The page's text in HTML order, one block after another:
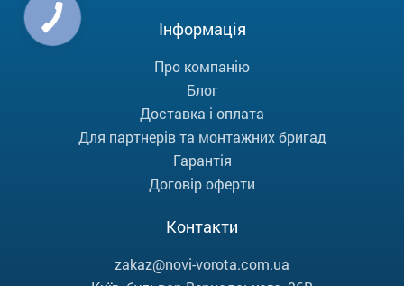
Інформація
Про компанію
Блог
Доставка і оплата
Для партнерів та монтажних бригад
Гарантія
Договір оферти
Контакти
zakaz@novi-vorota.com.ua